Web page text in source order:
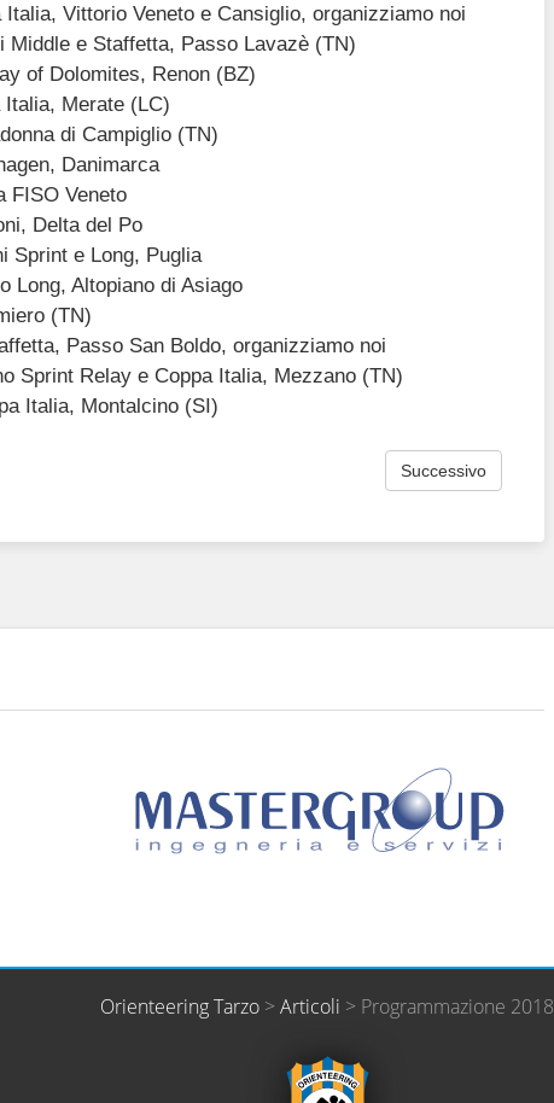
Vittorio Veneto e Cansiglio, organizziamo noi
Middle e Staffetta, Passo Lavazè (TN)
of Dolomites, Renon (BZ)
Italia, Merate (LC)
di Campiglio (TN)
Danimarca
FISO Veneto
Delta del Po
Sprint e Long, Puglia
Long, Altopiano di Asiago
(TN)
Passo San Boldo, organizziamo noi
Sprint Relay e Coppa Italia, Mezzano (TN)
Italia, Montalcino (SI)
Successivo
Orienteering Tarzo > Articoli > Programmazione 2018